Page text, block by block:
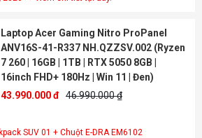
Laptop Acer Gaming Nitro ProPanel
ANV16S-41-R337 NH.QZZSV.002 (Ryzen
7 260 | 16GB | 1TB | RTX 5050 8GB |
16inch FHD+ 180Hz | Win 11 | Đen)
43.990.000 đ 46.990.000 ₫
SUV 01 + Chuột E-DRA EM6102